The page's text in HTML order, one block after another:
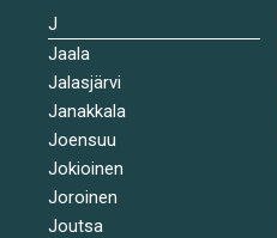
J
Jaala
Jalasjärvi
Janakkala
Joensuu
Jokioinen
Joroinen
Joutsa